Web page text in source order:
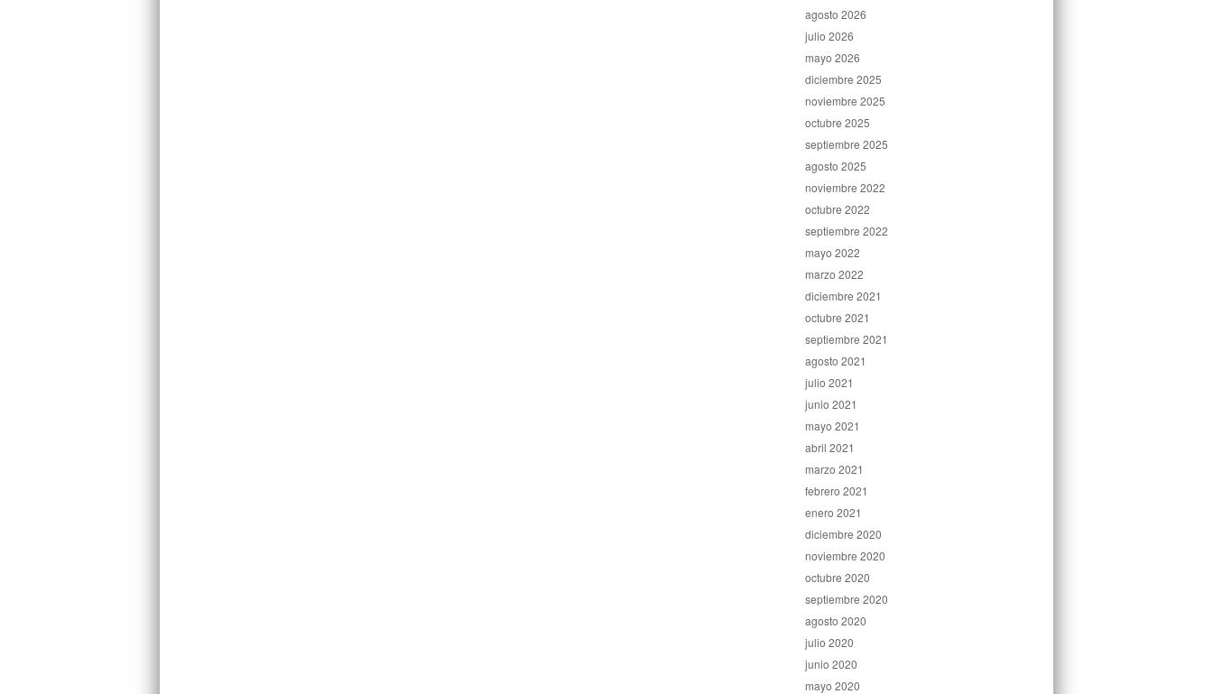
agosto 2026
julio 2026
mayo 2026
diciembre 2025
noviembre 2025
octubre 2025
septiembre 2025
agosto 2025
noviembre 2022
octubre 2022
septiembre 2022
mayo 2022
marzo 2022
diciembre 2021
octubre 2021
septiembre 2021
agosto 2021
julio 2021
junio 2021
mayo 2021
abril 2021
marzo 2021
febrero 2021
enero 2021
diciembre 2020
noviembre 2020
octubre 2020
septiembre 2020
agosto 2020
julio 2020
junio 2020
mayo 2020